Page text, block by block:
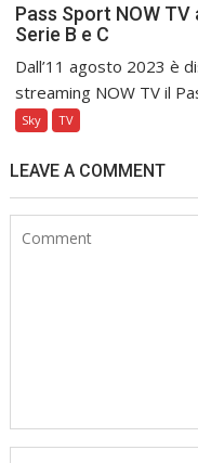
Pass Sport NOW
Serie B e C
Dall’11 agosto 2023 è
streaming NOW TV il
Sky TV
LEAVE A COMMENT